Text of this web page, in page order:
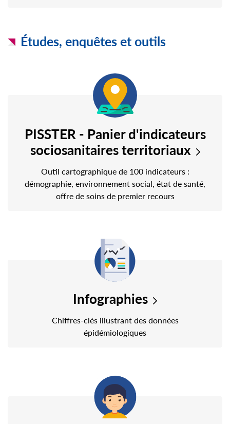
Études, enquêtes et outils
PISSTER - Panier d'indicateurs
sociosanitaires territoriaux
Outil cartographique de 100 indicateurs :
démographie, environnement social, état de santé,
offre de soins de premier recours
Infographies
Chiffres-clés illustrant des données
épidémiologiques